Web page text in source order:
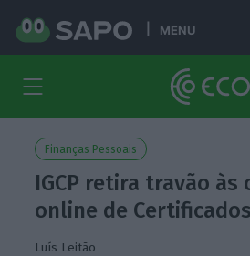
MENU
Finanças Pessoais
IGCP retira travão às
online de
Luís Leitão